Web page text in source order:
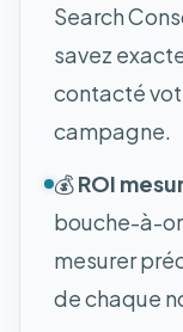
Search
savez
contacté
campagne.
💰ROI
bouche-à-
mesurer
de chaque